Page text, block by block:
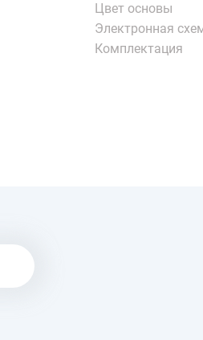
Цвет основы
Электронная
Комплектация